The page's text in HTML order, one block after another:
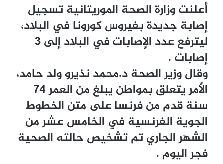
أﻋﻠﻨﺖ ﻭﺯﺍﺭﺓ ﺍﻟﺼﺤﺔ ﺍﻟﻤﻮﺭﻳﺘﺎﻧﻴﺔ ﺗﺴﺠﻴﻞ
ﺇﺻﺎﺑﺔ ﺟﺪﻳﺪﺓ ﺑﻔﻴﺮﻭﺱ ﻛﻮﺭﻭﻧﺎ ﻓﻲ ﺍﻟﺒﻼﺩ،
ﻟﻴﺘﺮﻓﻊ ﻋﺪﺩ ﺍﻹﺻﺎﺑﺎﺕ ﻓﻲ ﺍﻟﺒﻼﺩ ﺇﻟﻰ 3
ﺇﺻﺎﺑﺎﺕ .
ﻭﻗﺎﻝ ﻭﺯﻳﺮ ﺍﻟﺼﺤﺔ د.ﻣﺤﻤﺪ ﻧﺬﻳﺮﻭ ﻭﻟﺪ ﺣﺎﻣﺪ،
ﺍﻷﻣﺮ ﻳﺘﻌﻠﻖ ﺑﻤﻮﺍﻃﻦ ﻳﺒﻠﻎ ﻣﻦ ﺍﻟﻌﻤﺮ 74
ﺳﻨﺔ ﻗﺪﻡ ﻣﻦ ﻓﺮﻧﺴﺎ ﻋﻠﻰ ﻣﺘﻦ ﺍﻟﺨﻄﻮﻁ
ﺍﻟﺠﻮﻳﺔ ﺍﻟﻔﺮﻧﺴﻴﺔ ﻓﻲ ﺍﻟﺨﺎﻣﺲ ﻋﺸﺮ ﻣﻦ
ﺍﻟﺸﻬﺮ ﺍﻟﺠﺎﺭﻱ ﺗﻢ ﺗﺸﺨﻴﺺ ﺣﺎﻟﺘﻪ ﺍﻟﺼﺤﻴﺔ
ﻓﺠﺮ ﺍﻟﻴﻮﻡ .